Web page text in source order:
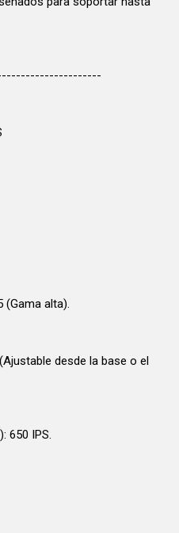
(Gama alta).
desde la base o el
650 IPS.